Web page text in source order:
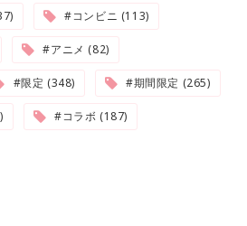
#コンビニ (113)
#アニメ (82)
#限定 (348) #期間限定 (265)
#コラボ (187)